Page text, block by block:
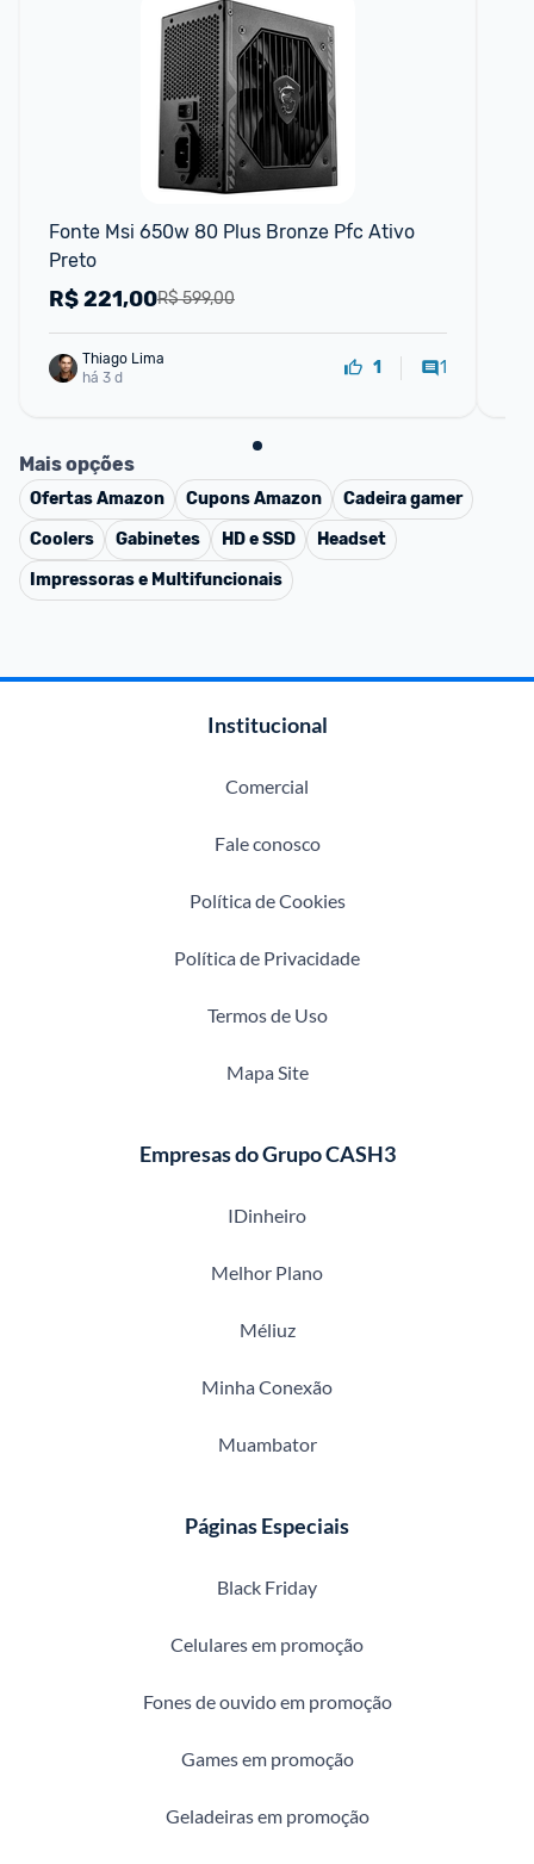
Fonte Msi 650w 80 Plus Bronze Pfc Ativo
Preto
R$ 599,00
R$221,00
Thiago Lima
há 3 d
1 1
Mais opções
OfertasAmazon CuponsAmazon
Cadeira gamer
Coolers
Gabinetes HD e SSD
Headset
Impressoras e Multifuncionais
Institucional
Comercial
Fale conosco
Política de Cookies
Política de Privacidade
Termos de Uso
Mapa Site
Empresas do Grupo CASH3
IDinheiro
Melhor Plano
Méliuz
Minha Conexão
Muambator
Páginas Especiais
Black Friday
Celulares em promoção
Fones de ouvido em promoção
Games em promoção
Geladeiras em promoção